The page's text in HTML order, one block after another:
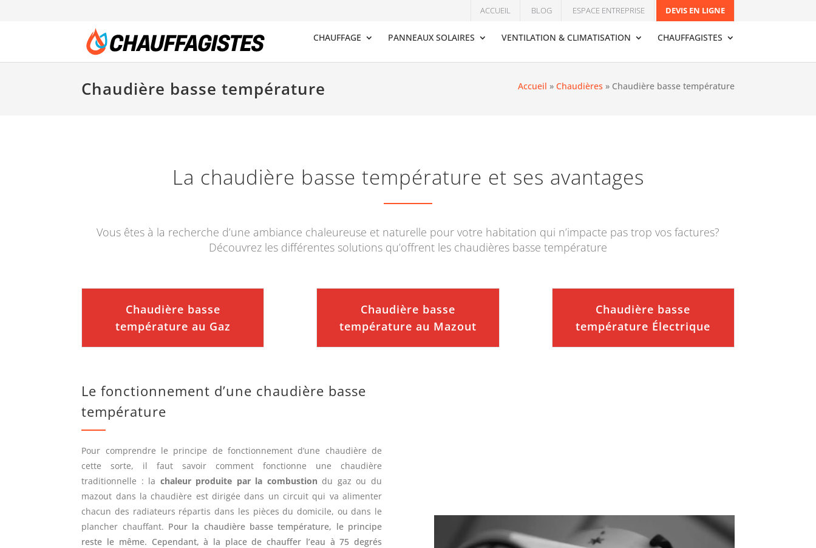
ACCUEIL BLOG ESPACE ENTREPRISE DEVIS EN LIGNE
CHAUFFAGE PANNEAUX SOLAIRES VENTILATION & CLIMATISATION CHAUFFAGISTES
Chaudière basse température Accueil » Chaudières » Chaudière basse température
La chaudière basse température et ses avantages
Vous êtes à la recherche d’une ambiance chaleureuse et naturelle pour votre habitation qui n’impacte pas trop vos factures?
Découvrez les différentes solutions qu’offrent les chaudières basse température
Chaudière basse
température au Gaz
Chaudière basse
température au Mazout
Chaudière basse
température Électrique
Le fonctionnement d’une chaudière basse
température
Pour comprendre le principe de fonctionnement d’une chaudière de
cette sorte, il faut savoir comment fonctionne une chaudière
traditionnelle : la chaleur produite par la combustion du gaz ou du
mazout dans la chaudière est dirigée dans un circuit qui va alimenter
chacun des radiateurs répartis dans les pièces du domicile, ou dans le
plancher chauffant. Pour la chaudière basse température, le principe
reste le même. Cependant, à la place de chauffer l’eau à 75 degrés